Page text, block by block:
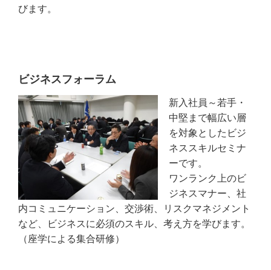
びます。
ビジネスフォーラム
新入社員～若手・
中堅まで幅広い層
を対象としたビジ
ネススキルセミナ
ーです。
ワンランク上のビ
ジネスマナー、社
内コミュニケーション、交渉術、リスクマネジメント
など、ビジネスに必須のスキル、考え方を学びます。
（座学による集合研修）